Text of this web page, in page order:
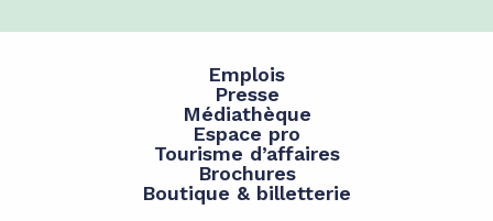
Emplois
Presse
Médiathèque
Espace pro
Tourisme d’affaires
Brochures
Boutique & billetterie